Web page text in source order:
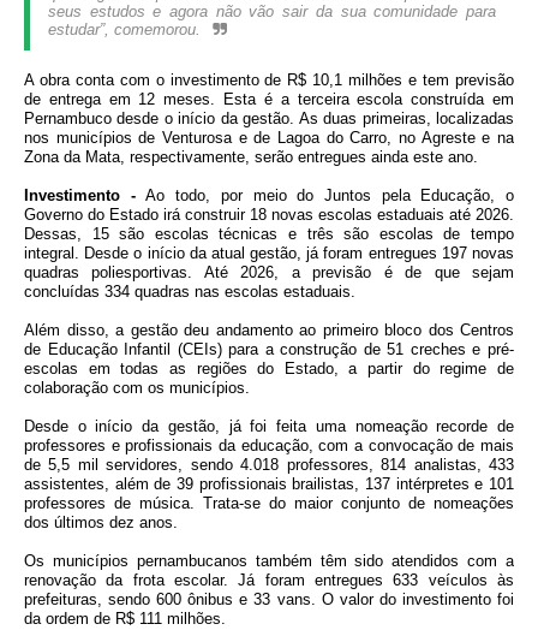
seus estudos e agora não vão sair da sua comunidade para
estudar”, comemorou.
A obra conta com o investimento de R$ 10,1 milhões e tem previsão
de entrega em 12 meses. Esta é a terceira escola construída em
Pernambuco desde o início da gestão. As duas primeiras, localizadas
nos municípios de Venturosa e de Lagoa do Carro, no Agreste e na
Zona da Mata, respectivamente, serão entregues ainda este ano.
Investimento -Ao todo, por meio do Juntos pela Educação, o
Governo do Estado irá construir 18 novas escolas estaduais até 2026.
Dessas, 15 são escolas técnicas e três são escolas de tempo
integral. Desde o início da atual gestão, já foram entregues 197 novas
quadras poliesportivas. Até 2026, a previsão é de que sejam
concluídas 334 quadras nas escolas estaduais.
Além disso, a gestão deu andamento ao primeiro bloco dos Centros
de Educação Infantil (CEIs) para a construção de 51 creches e pré-
escolas em todas as regiões do Estado, a partir do regime de
colaboração com os municípios.
Desde o início da gestão, já foi feita uma nomeação recorde de
professores e profissionais da educação, com a convocação de mais
de 5,5 mil servidores, sendo 4.018 professores, 814 analistas, 433
assistentes, além de 39 profissionais brailistas, 137 intérpretes e 101
professores de música. Trata-se do maior conjunto de nomeações
dos últimos dez anos.
Os municípios pernambucanos também têm sido atendidos com a
renovação da frota escolar. Já foram entregues 633 veículos às
prefeituras, sendo 600 ônibus e 33 vans. O valor do investimento foi
da ordem de R$ 111 milhões.